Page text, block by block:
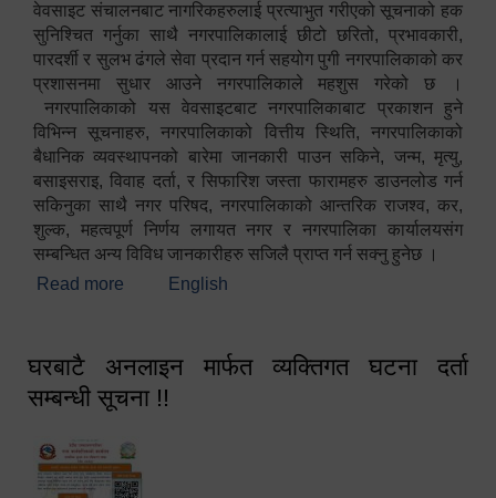
वेवसाइट संचालनबाट नागरिकहरुलाई प्रत्याभुत गरीएको सूचनाको हक
सुनिश्चित गर्नुका साथै नगरपालिकालाई छीटो छरितो, प्रभावकारी,
पारदर्शी र सुलभ ढंगले सेवा प्रदान गर्न सहयोग पुगी नगरपालिकाको कर
प्रशासनमा सुधार आउने नगरपालिकाले महशुस गरेको छ ।
नगरपालिकाको यस वेवसाइटबाट नगरपालिकाबाट प्रकाशन हुने
विभिन्न सूचनाहरु, नगरपालिकाको वित्तीय स्थिति, नगरपालिकाको
बैधानिक व्यवस्थापनको बारेमा जानकारी पाउन सकिने, जन्म, मृत्यु,
बसाइसराइ, विवाह दर्ता, र सिफारिश जस्ता फारामहरु डाउनलोड गर्न
सकिनुका साथै नगर परिषद, नगरपालिकाको आन्तरिक राजश्व, कर,
शुल्क, महत्वपूर्ण निर्णय लगायत नगर र नगरपालिका कार्यालयसंग
सम्बन्धित अन्य विविध जानकारीहरु सजिलै प्राप्त गर्न सक्नु हुनेछ ।
Read more about स्वागतम!!!
English
घरबाटै अनलाइन मार्फत व्यक्तिगत घटना दर्ता
सम्बन्धी सूचना !!